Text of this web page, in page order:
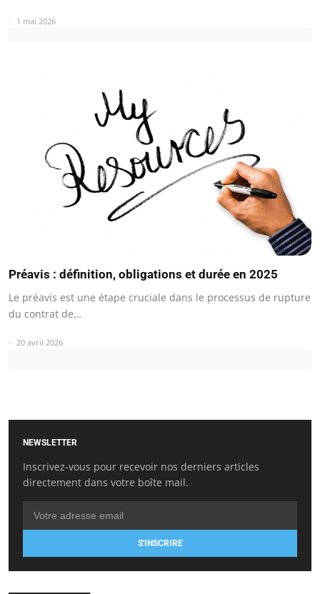
1 mai 2026
Préavis : définition, obligations et durée en 2025
Le préavis est une étape cruciale dans le processus de rupture
du contrat de…
20 avril 2026
NEWSLETTER
Inscrivez-vous pour recevoir nos derniers articles
directement dans votre boîte mail.
S'INSCRIRE